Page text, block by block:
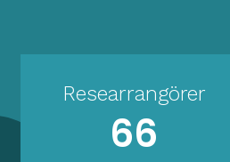
Researrangörer
66